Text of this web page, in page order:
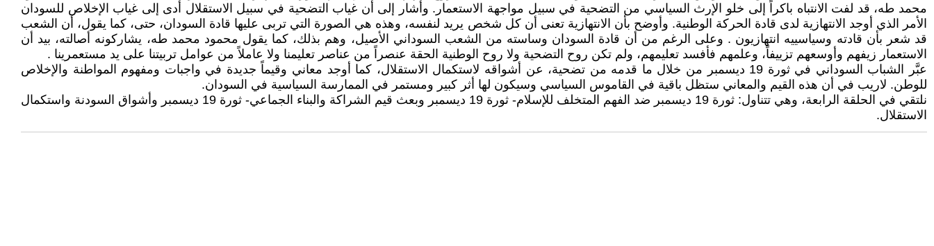
محمد طه، قد لفت الانتباه باكراً إلى خلو الإرث السياسي من التضحية في سبيل مواجهة الاستعمار. وأشار إلى أن غياب التضحية في سبيل الاستقلال أدى إلى غياب الإخلاص للسودان
الأمر الذي أوجد الانتهازية لدى قادة الحركة الوطنية. وأوضح بأن الانتهازية تعنى أن كل شخص يريد لنفسه، وهذه هي الصورة التي تربى عليها قادة السودان، حتى، كما يقول، أن الشعب
قد شعر بأن قادته وسياسييه انتهازيون . وعلى الرغم من أن قادة السودان وساسته من الشعب السوداني الأصيل، وهم بذلك، كما يقول محمود محمد طه، يشاركونه أصالته، بيد أن
الاستعمار زيفهم وأوسعهم تزييفاً، وعلمهم فأفسد تعليمهم، ولم تكن روح التضحية ولا روح الوطنية الحقة عنصراً من عناصر تعليمنا ولا عاملاً من عوامل تربيتنا على يد مستعمرينا .
عبَّر الشباب السوداني في ثورة 19 ديسمبر من خلال ما قدمه من تضحية، عن أشواقه لاستكمال الاستقلال، كما أوجد معاني وقيماً جديدة في واجبات ومفهوم المواطنة والإخلاص
للوطن. لاريب في أن هذه القيم والمعاني ستظل باقية في القاموس السياسي وسيكون لها أثر كبير ومستمر في الممارسة السياسية في السودان.
نلتقي في الحلقة الرابعة، وهي تتناول: ثورة 19 ديسمبر ضد الفهم المتخلف للإسلام- ثورة 19 ديسمبر وبعث قيم الشراكة والبناء الجماعي- ثورة 19 ديسمبر وأشواق السودنة واستكمال
الاستقلال.